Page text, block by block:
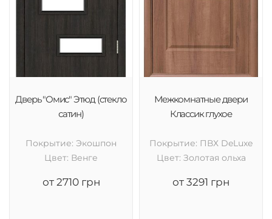
Дверь "Омис" Этюд (стекло
сатин)
Покрытие: Экошпон
Цвет: Венге
от 2710 грн
Межкомнатные двери
Классик глухое
Покрытие: ПВХ DeLuxe
Цвет: Золотая ольха
от 3291 грн